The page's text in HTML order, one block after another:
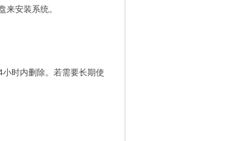
安装系统。
时内删除。若需要长期使